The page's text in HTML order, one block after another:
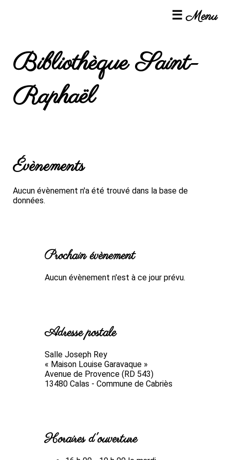
Bibliothèque Saint-
Raphaël
☰ Menu
Évènements
Aucun évènement n'a été trouvé dans la base de
données.
Prochain évènement
Aucun évènement n'est à ce jour prévu.
Adresse postale
Salle Joseph Rey
« Maison Louise Garavaque »
Avenue de Provence (RD 543)
13480 Calas - Commune de Cabriès
Horaires d'ouverture